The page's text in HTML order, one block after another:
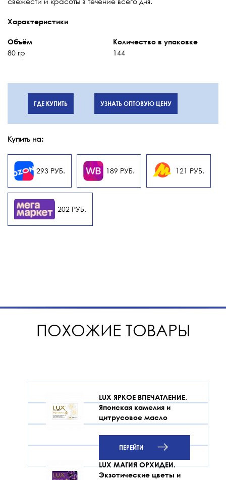
Характеристики
Объём
80 гр
Количество в упаковке
144
ГДЕ КУПИТЬ УЗНАТЬ ОПТОВУЮ ЦЕНУ
Купить на:
293 РУБ. 189 РУБ. 121 РУБ.
202 РУБ.
ПОХОЖИЕ ТОВАРЫ
LUX ЯРКОЕ ВПЕЧАТЛЕНИЕ.
Японская камелия и
цитрусовое масло
ПЕРЕЙТИ
LUX МАГИЯ ОРХИДЕИ.
Экзотические цветы и